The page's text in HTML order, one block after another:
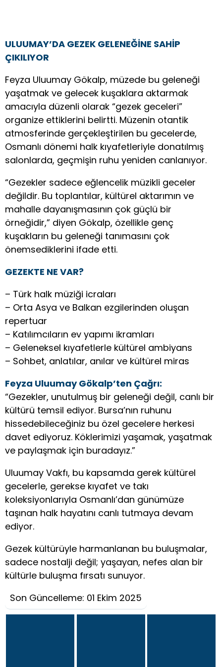
ULUUMAY’DA GEZEK GELENEĞİNE SAHİP
ÇIKILIYOR
Feyza Uluumay Gökalp, müzede bu geleneği
yaşatmak ve gelecek kuşaklara aktarmak
amacıyla düzenli olarak “gezek geceleri”
organize ettiklerini belirtti. Müzenin otantik
atmosferinde gerçekleştirilen bu gecelerde,
Osmanlı dönemi halk kıyafetleriyle donatılmış
salonlarda, geçmişin ruhu yeniden canlanıyor.
“Gezekler sadece eğlencelik müzikli geceler
değildir. Bu toplantılar, kültürel aktarımın ve
mahalle dayanışmasının çok güçlü bir
örneğidir,” diyen Gökalp, özellikle genç
kuşakların bu geleneği tanımasını çok
önemsediklerini ifade etti.
GEZEKTE NE VAR?
– Türk halk müziği icraları
– Orta Asya ve Balkan ezgilerinden oluşan
repertuar
– Katılımcıların ev yapımı ikramları
– Geleneksel kıyafetlerle kültürel ambiyans
– Sohbet, anlatılar, anılar ve kültürel miras
Feyza Uluumay Gökalp’ten Çağrı:
“Gezekler, unutulmuş bir geleneği değil, canlı bir
kültürü temsil ediyor. Bursa’nın ruhunu
hissedebileceğiniz bu özel gecelere herkesi
davet ediyoruz. Köklerimizi yaşamak, yaşatmak
ve paylaşmak için buradayız.”
Uluumay Vakfı, bu kapsamda gerek kültürel
gecelerle, gerekse kıyafet ve takı
koleksiyonlarıyla Osmanlı’dan günümüze
taşınan halk hayatını canlı tutmaya devam
ediyor.
Gezek kültürüyle harmanlanan bu buluşmalar,
sadece nostalji değil; yaşayan, nefes alan bir
kültürle buluşma fırsatı sunuyor.
Son Güncelleme: 01 Ekim 2025